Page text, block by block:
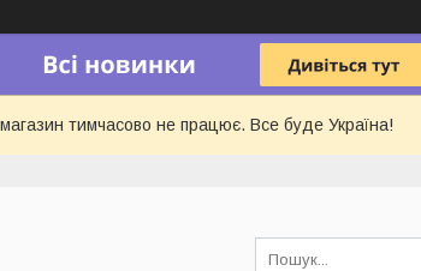
магазин тимчасово не працює. Все буде Україна!